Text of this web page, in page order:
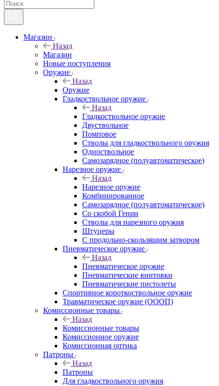
Магазин
Назад
Магазин
Новые поступления
Оружие
Назад
Оружие
Гладкоствольное оружие
Назад
Гладкоствольное оружие
Двуствольное
Помповое
Стволы для гладкоствольного оружия
Одноствольное
Самозарядное (полуавтоматическое)
Нарезное оружие
Назад
Нарезное оружие
Комбинированное
Самозарядное (полуавтоматическое)
Со скобой Генри
Стволы для нарезного оружия
Штуцеры
С продольно-скользящим затвором
Пневматическое оружие
Назад
Пневматическое оружие
Пневматические винтовки
Пневматические пистолеты
Спортивное короткоствольное оружие
Травматическое оружие (ОООП)
Комиссионные товары
Назад
Комиссионные товары
Комиссионное оружие
Комиссионная оптика
Патроны
Назад
Патроны
Для гладкоствольного оружия